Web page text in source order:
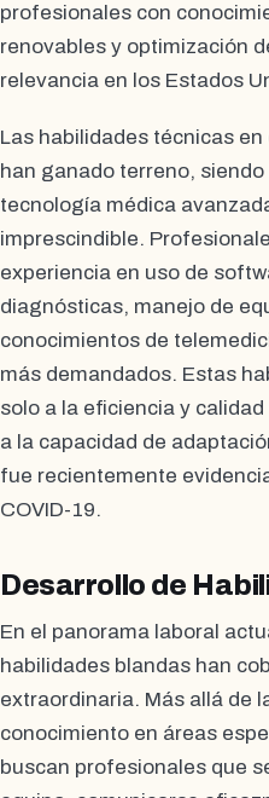
profesionales con
renovables y optimización
relevancia en los Estados
Las habilidades técnicas
han ganado terreno,
tecnología médica
imprescindible.
experiencia en uso de
diagnósticas, manejo de
conocimientos de
más demandados. Estas
solo a la eficiencia y
a la capacidad de
fue recientemente
COVID-19.
Desarrollo de
En el panorama laboral
habilidades blandas han
extraordinaria. Más allá de
conocimiento en áreas
buscan profesionales que